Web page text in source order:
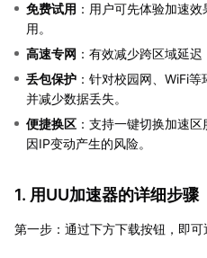
免费试用 ：用户可先体验加速
用。
高速专网 ：有效减少跨区域延迟
丢包保护 ：针对校园网、WiFi
并减少数据丢失。
便捷换区 ：支持一键切换加速
因IP变动产生的风险。
1. 用UU加速器的详细步骤
第一步：通过下方下载按钮，即可